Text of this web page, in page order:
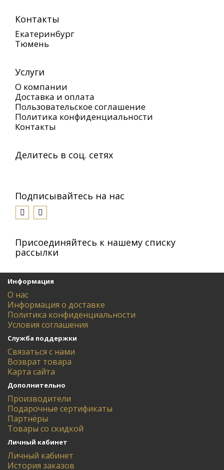
Контакты
Екатеринбург
Тюмень
Услуги
О компании
Доставка и оплата
Пользовательское соглашение
Политика конфиденциальности
Контакты
Делитесь в соц. сетях
Подписывайтесь на нас
Присоединяйтесь к нашему списку
рассылки
Информация
О нас
Информация о доставке
Политика конфиденциальности
Условия соглашения
Служба поддержки
Связаться с нами
Возврат товара
Карта сайта
Дополнительно
Производители
Подарочные сертификаты
Партнёры
Товары со скидкой
Личный кабинет
Личный кабинет
История заказов